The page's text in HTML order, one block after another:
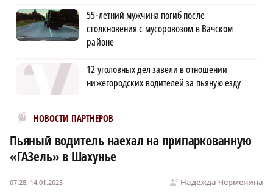
55-летний мужчина погиб после
столкновения с мусоровозом в Вачском
районе
12 уголовных дел завели в отношении
нижегородских водителей за пьяную езду
НОВОСТИ ПАРТНЕРОВ
Новости МирТесен
Пьяный водитель наехал на припаркованную
«ГАЗель» в Шахунье
Надежда Черменина
07:28, 14.01.2025